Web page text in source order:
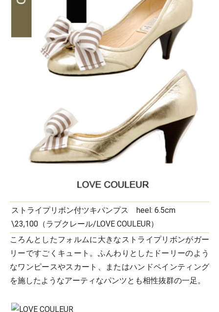
ストライプリボン付ツキパンプス heel: 6.5cm
\23,100（ラブクレール/LOVE COULEUR）
ころんとしたフォルムに大きなストライプリボンがガー
リーですごくキュート。ふんわりとしたドーリーのよう
なワンピースやスカート、またはハンドペインティング
を施したようなアーティなパンツとも相性抜群の一足。